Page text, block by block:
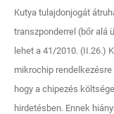
Kutya tulajdonjogát
transzponderrel (bőr alá
lehet a 41/2010. (II.26.)
mikrochip
hogy a chipezés
hirdetésben. Ennek